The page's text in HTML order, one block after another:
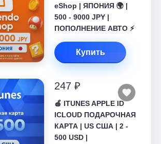
eShop | ЯПОНИЯ 🌍 |
500 - 9000 JPY |
ПОПОЛНЕНИЕ АВТО ⚡
Купить
247 ₽
🍎 ITUNES APPLE ID
ICLOUD ПОДАРОЧНАЯ
КАРТА | US США | 2 -
500 USD |